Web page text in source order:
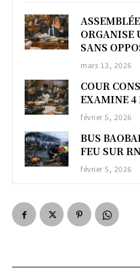
ORGANISE
SANS
mars 13, 2026
COUR
EXAMINE 4
février 5, 2026
BUS
FEU SUR
février 5, 2026